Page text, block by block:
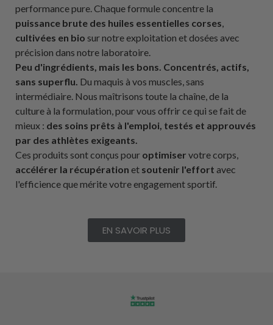
performance pure. Chaque formule concentre la
puissance brute des huiles essentielles corses
cultivées en bio sur notre exploitation et dosées avec
précision dans notre laboratoire.
Peu d'ingrédients, mais les bons. Concentrés, actifs,
sans superflu. Du maquis à vos muscles, sans
intermédiaire. Nous maîtrisons toute la chaîne, de la
culture à la formulation, pour vous offrir ce qui se fait de
mieux : des soins prêts à l'emploi, testés et approuvés
par des athlètes exigeants.
Ces produits sont conçus pour optimiser votre corps,
accélérer la récupération et soutenir l'effort avec
l'efficience que mérite votre engagement sportif.
EN SAVOIR PLUS